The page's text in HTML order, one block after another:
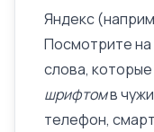
Яндекс
Посмотрите на
слова,
шрифтомв
телефон,